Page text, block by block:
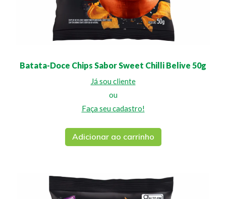
Batata-Doce Chips Sabor Sweet Chilli Belive 50g
Já sou cliente
ou
Faça seu cadastro!
Adicionar ao carrinho